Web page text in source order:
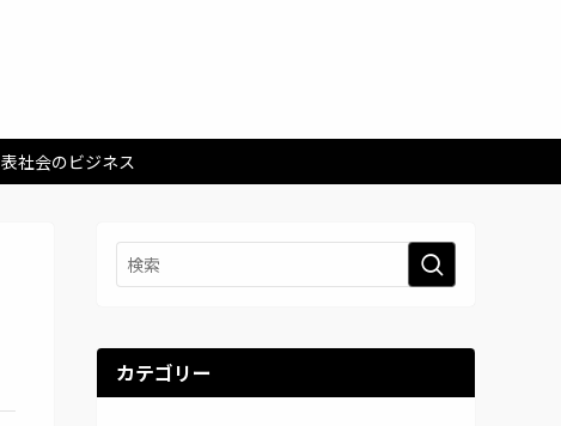
表社会のビジネス
カテゴリー